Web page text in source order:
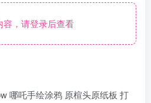
容，请登录后查看
哪吒手绘涂鸦 原楦头原纸板 打